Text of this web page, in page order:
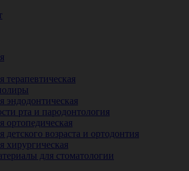
терапевтическая
эндодонтическая
рта и пародонтология
ортопедическая
детского возраста и ортодонтия
хирургическая
для стоматологии